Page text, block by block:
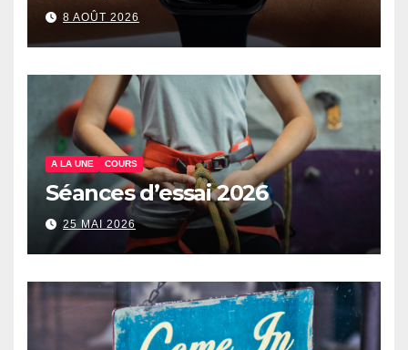
8 AOÛT 2026
A LA UNE COURS
Séances d’essai 2026
25 MAI 2026